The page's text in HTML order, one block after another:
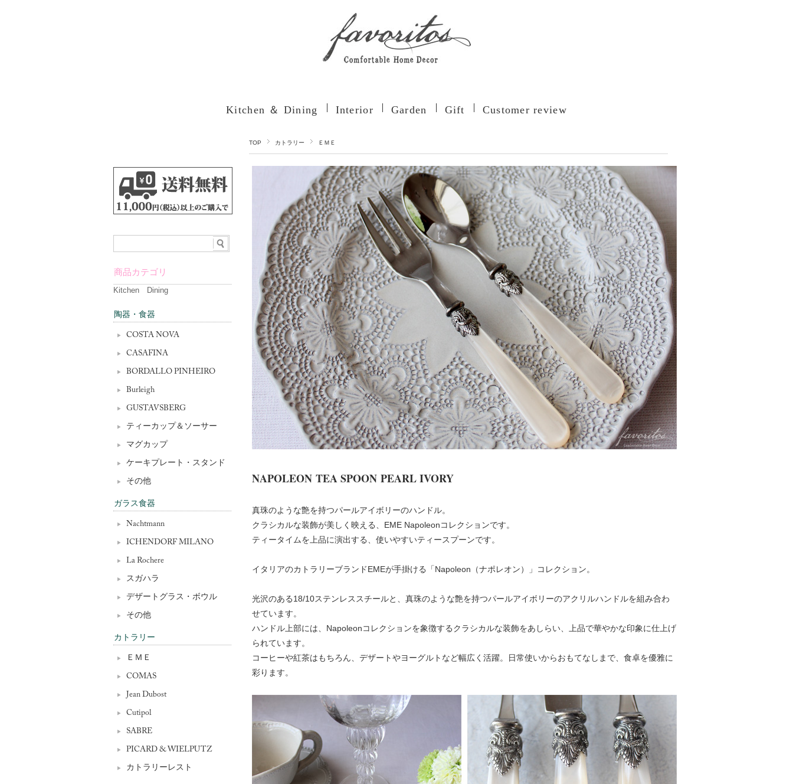
Kitchen ＆ Dining Interior Garden Gift Customer review
TOP カトラリー ＥＭＥ
NAPOLEON TEA SPOON PEARL IVORY
真珠のような艶を持つパールアイボリーのハンドル。
クラシカルな装飾が美しく映える、EME Napoleonコレクションです。
ティータイムを上品に演出する、使いやすいティースプーンです。
イタリアのカトラリーブランドEMEが手掛ける「Napoleon（ナポレオン）」コレクション。
光沢のある18/10ステンレススチールと、真珠のような艶を持つパールアイボリーのアクリルハンドルを組み合わ
せています。
ハンドル上部には、Napoleonコレクションを象徴するクラシカルな装飾をあしらい、上品で華やかな印象に仕上げ
られています。
コーヒーや紅茶はもちろん、デザートやヨーグルトなど幅広く活躍。日常使いからおもてなしまで、食卓を優雅に
彩ります。
商品カテゴリ
Kitchen Dining
陶器・食器
COSTA NOVA
CASAFINA
BORDALLO PINHEIRO
Burleigh
GUSTAVSBERG
ティーカップ＆ソーサー
マグカップ
ケーキプレート・スタンド
その他
ガラス食器
Nachtmann
ICHENDORF MILANO
La Rochere
スガハラ
デザートグラス・ボウル
その他
カトラリー
ＥＭＥ
COMAS
Jean Dubost
Cutipol
SABRE
PICARD & WIELPUTZ
カトラリーレスト